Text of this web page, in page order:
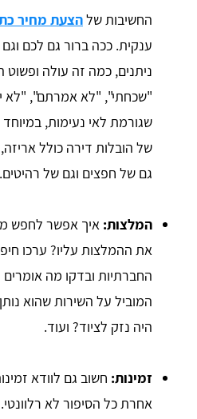
החשיבות שלהצעת מחיר
ענקית. ככה ברור גם לכם וגם
ניתנים, כמה זה עולה
"שכחתי", "לא אמרתם", "לא
שגורמת לאי נעימות,
של הובלות דירה כולל
גם של חפצים וגם של רהיטים.
המלצות: איך אפשר לחפש
את ההמלצות עליו? ערכו
החברתיות ובדקו מה
המוביל על השירות שהוא
היה נזק לציוד? ועוד.
זמינות: חשוב גם לוודא
אחרת כל הסיפור לא